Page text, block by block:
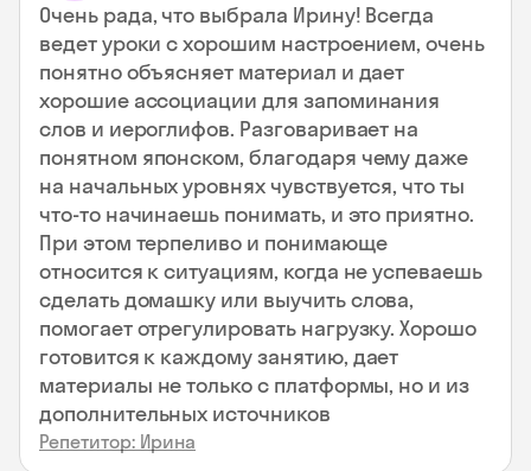
Очень рада, что выбрала Ирину! Всегда
ведет уроки с хорошим настроением, очень
понятно объясняет материал и дает
хорошие ассоциации для запоминания
слов и иероглифов. Разговаривает на
понятном японском, благодаря чему даже
на начальных уровнях чувствуется, что ты
что-то начинаешь понимать, и это приятно.
При этом терпеливо и понимающе
относится к ситуациям, когда не успеваешь
сделать домашку или выучить слова,
помогает отрегулировать нагрузку. Хорошо
готовится к каждому занятию, дает
материалы не только с платформы, но и из
дополнительных источников
Репетитор: Ирина